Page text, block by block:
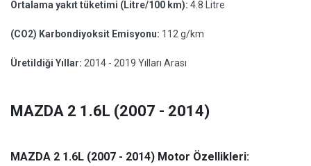
Ortalama yakıt tüketimi (Litre/100 km): 4.8 Litre
(CO2) Karbondiyoksit Emisyonu: 112 g/km
Üretildiği Yıllar: 2014 - 2019 Yılları Arası
MAZDA 2 1.6L (2007 - 2014)
MAZDA 2 1.6L (2007 - 2014) Motor Özellikleri: